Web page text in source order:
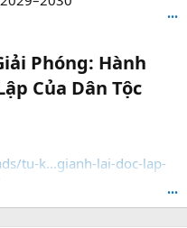
•••
Phóng: Hành
Của Dân Tộc
tu-k...gianh-lai-doc-lap-
•••